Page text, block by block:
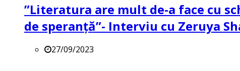
”Literatura are mult de-a face cu
de speranță”- Interviu cu Zeruya
27/09/2023